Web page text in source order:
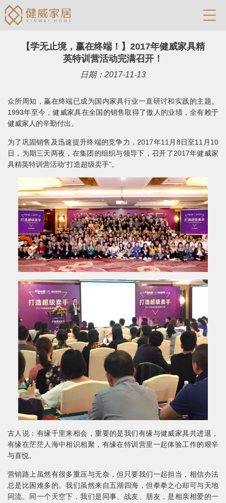
【学无止境，赢在终端！】2017年健威家具精
英特训营活动完满召开！
日期：2017-11-13
众所周知，赢在终端已成为国内家具行业一直研讨和实践的主题。
1993年至今，健威家具在全国的销售取得了傲人的业绩，全有赖于
健威家人的辛勤付出。
为了巩固销售及迅速提升终端的竞争力，2017年11月8日至11月10
日，为期三天两夜，在集团的组织与领导下，召开了2017年健威家
具精英特训营活动“打造超级卖手”。
古人说：有缘千里来相会，重要的是我们有缘与健威家具共进退，
有缘在茫茫人海中相识相聚，有缘在特训营里一起体验工作的艰辛
与喜悦。
营销路上虽然有很多重压与无奈，但只要我们一起担当，相信办法
总是比困难多的。我们虽然来自五湖四海，但拳拳之心却可与天地
同流。同一个天空下，我们是同事、战友、朋友，是相亲相爱的一